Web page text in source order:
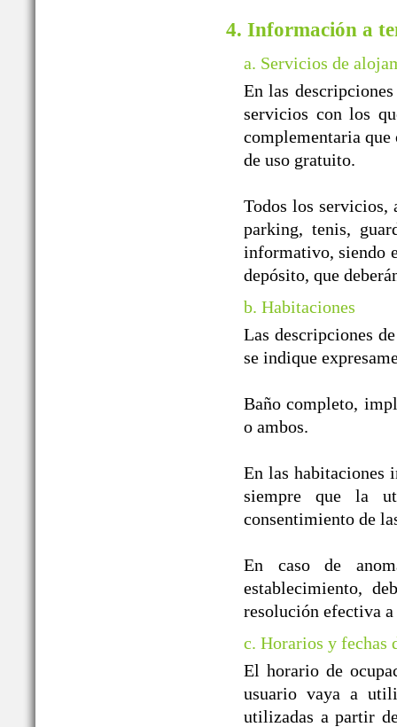
4. Información a
a. Servicios de
En las
servicios con los
complementaria
de uso gratuito.
Todos los servicios,
parking, tenis,
informativo, siendo
depósito, que
b. Habitaciones
Las descripciones
se indique
Baño completo,
o ambos.
En las habitaciones
siempre que la
consentimiento de
En caso de
establecimiento,
resolución efectiva
c. Horarios y fechas
El horario de
usuario vaya a
utilizadas a partir